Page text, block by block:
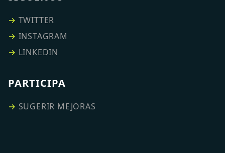
→ TWITTER
→ INSTAGRAM
→ LINKEDIN
PARTICIPA
→ SUGERIR MEJORAS